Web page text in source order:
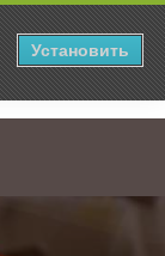
Установить
в страны